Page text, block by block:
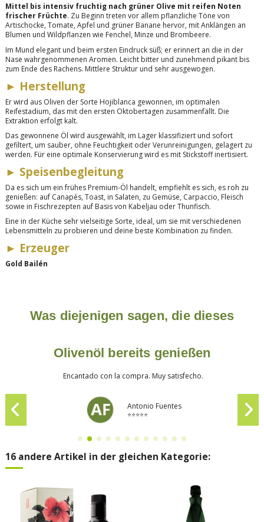
Mittel bis intensiv fruchtig nach grüner Olive mit reifen Noten
frischer Früchte. Zu Beginn treten vor allem pflanzliche Töne von
Artischocke, Tomate, Apfel und grüner Banane hervor, mit Anklängen an
Blumen und Wildpflanzen wie Fenchel, Minze und Brombeere.
Im Mund elegant und beim ersten Eindruck süß; er erinnert an die in der
Nase wahrgenommenen Aromen. Leicht bitter und zunehmend pikant bis
zum Ende des Rachens. Mittlere Struktur und sehr ausgewogen.
► Herstellung
Er wird aus Oliven der Sorte Hojiblanca gewonnen, im optimalen
Reifestadium, das mit den ersten Oktobertagen zusammenfällt. Die
Extraktion erfolgt kalt.
Das gewonnene Öl wird ausgewählt, im Lager klassifiziert und sofort
gefiltert, um sauber, ohne Feuchtigkeit oder Verunreinigungen, gelagert zu
werden. Für eine optimale Konservierung wird es mit Stickstoff inertisiert.
► Speisenbegleitung
Da es sich um ein frühes Premium-Öl handelt, empfiehlt es sich, es roh zu
genießen: auf Canapés, Toast, in Salaten, zu Gemüse, Carpaccio, Fleisch
sowie in Fischrezepten auf Basis von Kabeljau oder Thunfisch.
Eine in der Küche sehr vielseitige Sorte, ideal, um sie mit verschiedenen
Lebensmitteln zu probieren und deine beste Kombination zu finden.
► Erzeuger
Gold Bailén
Was diejenigen sagen, die dieses
Olivenöl bereits genießen
Encantado con la compra. Muy satisfecho.
Antonio Fuentes
⭐⭐⭐⭐⭐
16 andere Artikel in der gleichen Kategorie: